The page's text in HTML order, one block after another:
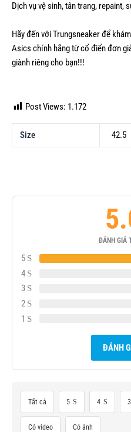
Dịch vụ vệ sinh, tân trang, repaint,
Hãy đến với Trungsneaker để
Asics chính hãng từ cổ điển đơn
giành riêng cho bạn!!!
Post Views: 1.172
Size 42.5
ĐÁNH GIÁ
5
4
3
2
1
ĐÁNH
Tất cả 5 4 3
Có video Có ảnh